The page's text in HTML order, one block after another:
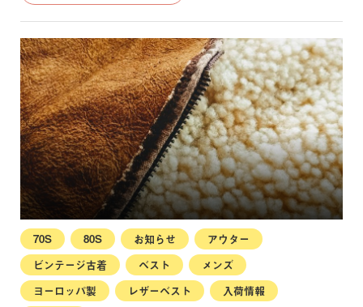
70S 80S お知らせ
アウター
ビンテージ古着
ベスト
メンズ
ヨーロッパ製
レザーベスト
入荷情報